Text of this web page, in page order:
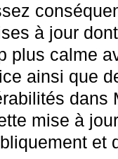
à jour
plus calme
ainsi que
dans
mise à
et